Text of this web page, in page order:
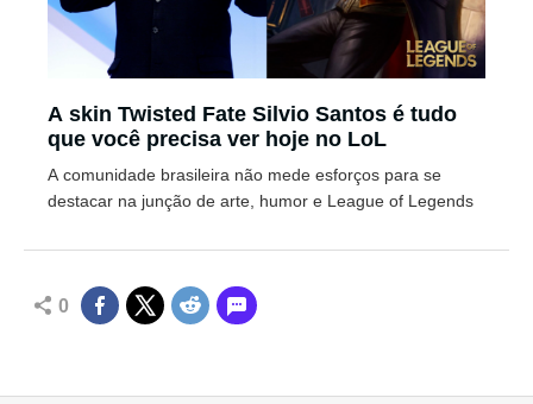
A skin Twisted Fate Silvio Santos é tudo
que você precisa ver hoje no LoL
A comunidade brasileira não mede esforços para se
destacar na junção de arte, humor e League of Legends
0